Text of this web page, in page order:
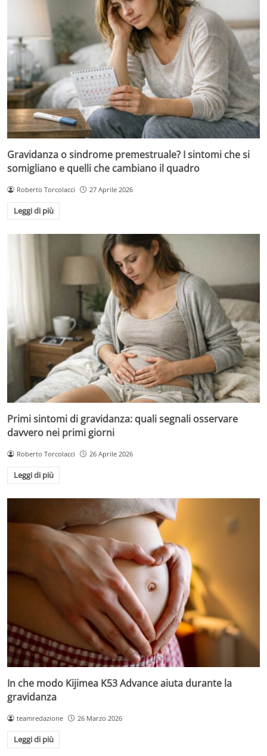
Gravidanza o sindrome premestruale? I sintomi che si
somigliano e quelli che cambiano il quadro
Roberto Torcolacci 27 Aprile 2026
Leggi di più
Primi sintomi di gravidanza: quali segnali osservare
davvero nei primi giorni
Roberto Torcolacci 26 Aprile 2026
Leggi di più
In che modo Kijimea K53 Advance aiuta durante la
gravidanza
teamredazione 26 Marzo 2026
Leggi di più